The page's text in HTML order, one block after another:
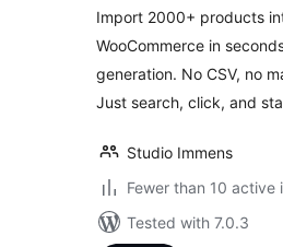
Import 2000+ products
WooCommerce in
generation. No CSV, no
Just search, click, and
Studio Immens
Fewer than 10 active
Tested with 7.0.3